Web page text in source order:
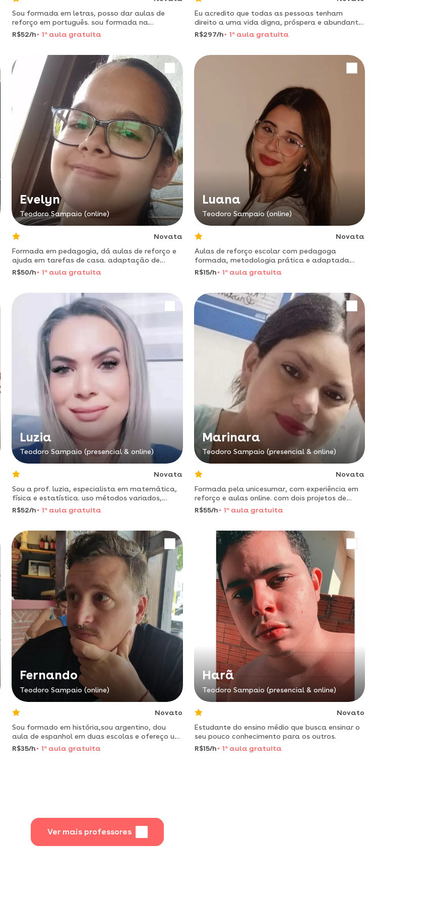
Sou formada em letras, posso dar aulas de
reforço em português. sou formada na
universidade unifatecie paranavai. pilo em
teodoro sampaio sp.
R$52/h 1 a aula gratuita
Eu acredito que todas as pessoas tenham
direito a uma vida digna, próspera e abundante,
a melhor maneira que encontrei de ajudar, foi
através de vendas e negociação. já ajudei 13977
R$297/h 1 aaula gratuita
Evelyn
Teodoro Sampaio (online)
Novata
Formada em pedagogia, dá aulas de reforço e
ajuda em tarefas de casa. adaptação de
métodos de ensino de acordo com o perfil do
R$50/h 1 a aula gratuita
Luana
Teodoro Sampaio (online)
Novata
Aulas de reforço escolar com pedagoga
formada, metodologia prática e adaptada
para cada estudante
R$15/h 1 aaula gratuita
Luzia
Teodoro Sampaio (presencial & online)
Novata
Sou a prof. luzia, especialista em matemática,
física e estatística. uso métodos variados,
avaliação contínua e tecnologia para criar um
ambiente de aprendizado motivador e
R$52/h 1 a aula gratuita
Marinara
Teodoro Sampaio (presencial & online)
Novata
Formada pela unicesumar, com experiência em
reforço e aulas online. com dois projetos de
geometria em currículo.
R$55/h 1 aaula gratuita
Fernando
Teodoro Sampaio (online)
Novato
Sou formado em história,sou argentino, dou
aula de espanhol em duas escolas e ofereço um
método voltado a cada aluno como ele precisa.
R$35/h 1 a aula gratuita
Harã
Teodoro Sampaio (presencial & online)
Novato
Estudante do ensino médio que busca ensinar o
seu pouco conhecimento para os outros.
R$15/h
1 aaula gratuita
Ver mais professores